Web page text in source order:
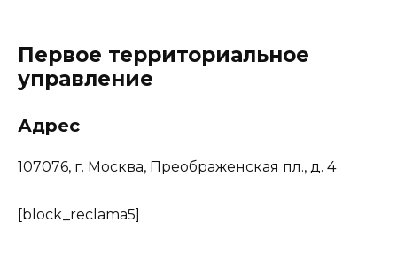
Первое территориальное
управление
Адрес
107076, г. Москва, Преображенская пл., д. 4
[block_reclama5]